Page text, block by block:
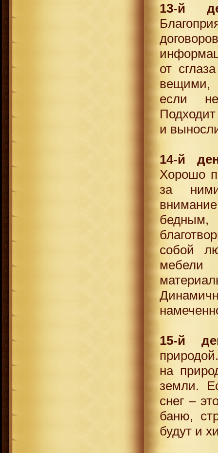
13-й
от
вещими,
если
и
14-й
Хорошо
за
собой
15-й
на
земли.
снег –
баню,
будут и